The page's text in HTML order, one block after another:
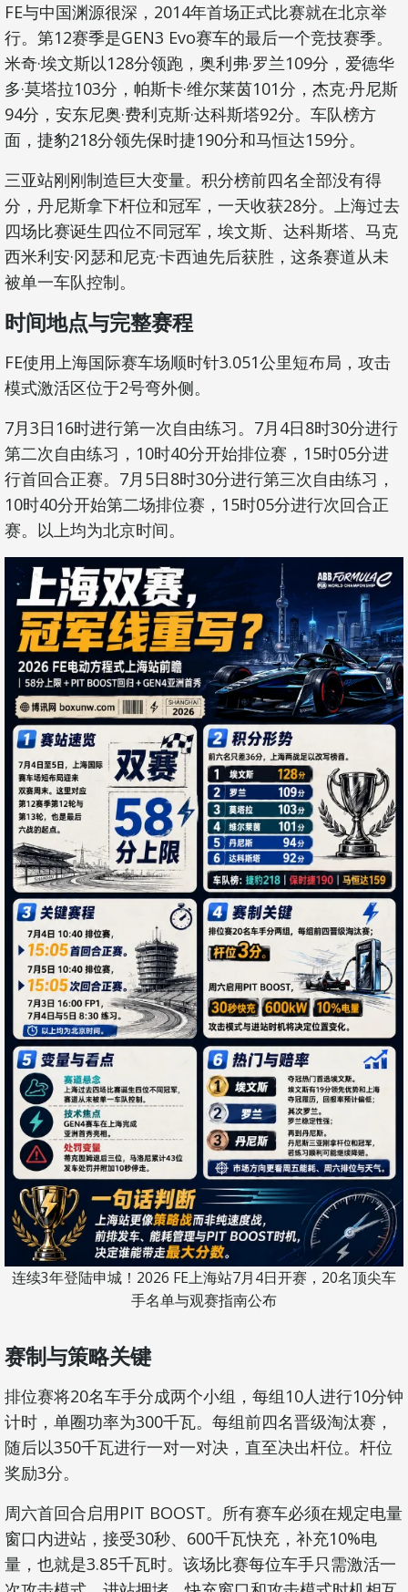
FE与中国渊源很深，2014年首场正式比赛就在北京举
行。第12赛季是GEN3 Evo赛车的最后一个竞技赛季。
米奇·埃文斯以128分领跑，奥利弗·罗兰109分，爱德华
多·莫塔拉103分，帕斯卡·维尔莱茵101分，杰克·丹尼斯
94分，安东尼奥·费利克斯·达科斯塔92分。车队榜方
面，捷豹218分领先保时捷190分和马恒达159分。
三亚站刚刚制造巨大变量。积分榜前四名全部没有得
分，丹尼斯拿下杆位和冠军，一天收获28分。上海过去
四场比赛诞生四位不同冠军，埃文斯、达科斯塔、马克
西米利安·冈瑟和尼克·卡西迪先后获胜，这条赛道从未
被单一车队控制。
时间地点与完整赛程
FE使用上海国际赛车场顺时针3.051公里短布局，攻击
模式激活区位于2号弯外侧。
7月3日16时进行第一次自由练习。7月4日8时30分进行
第二次自由练习，10时40分开始排位赛，15时05分进
行首回合正赛。7月5日8时30分进行第三次自由练习，
10时40分开始第二场排位赛，15时05分进行次回合正
赛。以上均为北京时间。
连续3年登陆申城！2026 FE上海站7月4日开赛，20名顶尖车
手名单与观赛指南公布
赛制与策略关键
排位赛将20名车手分成两个小组，每组10人进行10分钟
计时，单圈功率为300千瓦。每组前四名晋级淘汰赛，
随后以350千瓦进行一对一对决，直至决出杆位。杆位
奖励3分。
周六首回合启用PIT BOOST。所有赛车必须在规定电量
窗口内进站，接受30秒、600千瓦快充，补充10%电
量，也就是3.85千瓦时。该场比赛每位车手只需激活一